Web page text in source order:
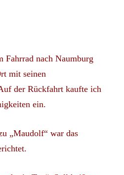
Fahrrad nach Naumburg
mit seinen
der Rückfahrt kaufte ich
ein.
„Maudolf“ war das